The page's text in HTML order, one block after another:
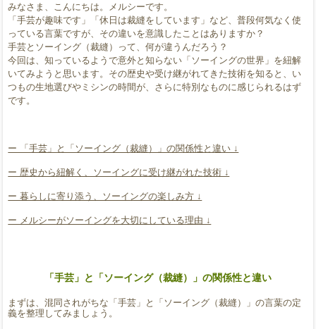
みなさま、こんにちは。メルシーです。
「手芸が趣味です」「休日は裁縫をしています」など、普段何気なく使
っている言葉ですが、その違いを意識したことはありますか？
手芸とソーイング（裁縫）って、何が違うんだろう？
今回は、知っているようで意外と知らない「ソーイングの世界」を紐解
いてみようと思います。その歴史や受け継がれてきた技術を知ると、い
つもの生地選びやミシンの時間が、さらに特別なものに感じられるはず
です。
ー 「手芸」と「ソーイング（裁縫）」の関係性と違い ↓
ー 歴史から紐解く、ソーイングに受け継がれた技術 ↓
ー 暮らしに寄り添う、ソーイングの楽しみ方 ↓
ー メルシーがソーイングを大切にしている理由 ↓
「手芸」と「ソーイング（裁縫）」の関係性と違い
まずは、混同されがちな「手芸」と「ソーイング（裁縫）」の言葉の定
義を整理してみましょう。